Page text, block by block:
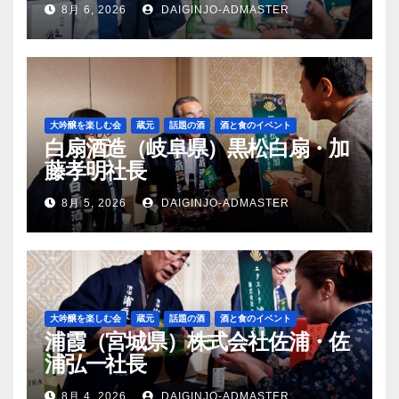
8月 6, 2026 DAIGINJO-ADMASTER
大吟醸を楽しむ会 蔵元 話題の酒 酒と食のイベント
白扇酒造（岐阜県）黒松白扇・加
藤孝明社長
8月 5, 2026 DAIGINJO-ADMASTER
大吟醸を楽しむ会 蔵元 話題の酒 酒と食のイベント
浦霞（宮城県）株式会社佐浦・佐
浦弘一社長
8月 4, 2026 DAIGINJO-ADMASTER